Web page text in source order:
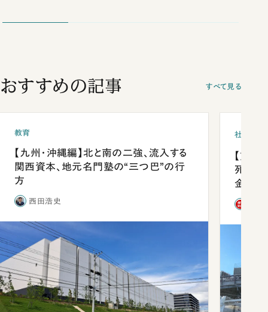
おすすめの記事 すべて見る
教育
【九州・沖縄編】北と南の二強、流入する
関西資本、地元名門塾の“三つ巴”の行
方
西田浩史
社会
【熊本
死を分
金」